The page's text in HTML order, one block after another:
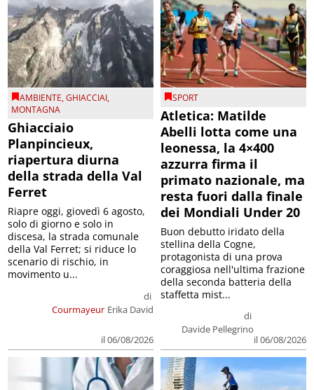
AMBIENTE,GHIACCIAI,
MONTAGNA
Ghiacciaio
Planpincieux,
riapertura diurna
della strada della Val
Ferret
Courmayeur
di
Erika David
il 06/08/2026
Riapre oggi, giovedì 6 agosto,
solo di giorno e solo in
discesa, la strada comunale
della Val Ferret; si riduce lo
scenario di rischio, in
movimento u...
SPORT
Atletica: Matilde
Abelli lotta come una
leonessa, la 4×400
azzurra firma il
primato nazionale, ma
resta fuori dalla finale
dei Mondiali Under 20
di
Davide Pellegrino
il 06/08/2026
Buon debutto iridato della
stellina della Cogne,
protagonista di una prova
coraggiosa nell'ultima frazione
della seconda batteria della
staffetta mist...